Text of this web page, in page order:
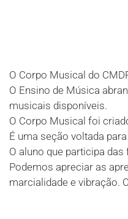
O Corpo Musical do
O Ensino de Música
musicais disponíveis.
O Corpo Musical foi
É uma seção voltada
O aluno que participa
Podemos apreciar as
marcialidade e vibração.